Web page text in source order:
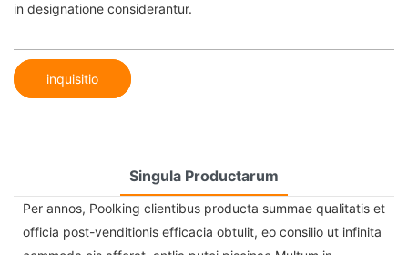
in designatione considerantur.
inquisitio
Singula Productarum
Per annos, Poolking clientibus producta summae qualitatis et
officia post-venditionis efficacia obtulit, eo consilio ut infinita